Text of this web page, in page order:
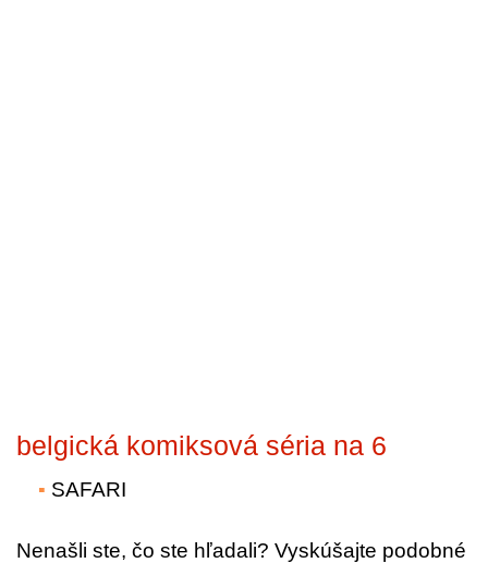
belgická komiksová séria na 6
SAFARI
Nenašli ste, čo ste hľadali? Vyskúšajte podobné